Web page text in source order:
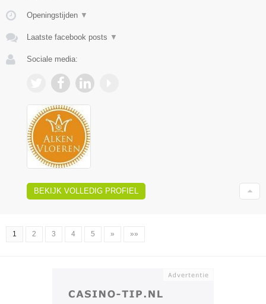
Openingstijden ▼
Laatste facebook posts ▼
Sociale media:
BEKIJK VOLLEDIG PROFIEL
1 2 3 4 5 » »»